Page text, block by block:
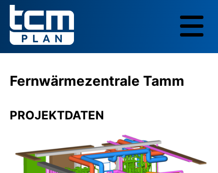
Fernwärmezentrale Tamm
PROJEKTDATEN